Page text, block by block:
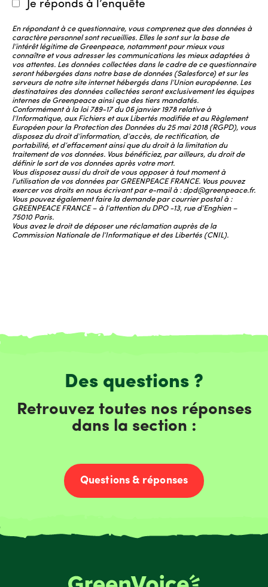
Je réponds à l’enquête
En répondant à ce questionnaire, vous comprenez que des données à
caractère personnel sont recueillies. Elles le sont sur la base de
l’intérêt légitime de Greenpeace, notamment pour mieux vous
connaître et vous adresser les communications les mieux adaptées à
vos attentes. Les données collectées dans le cadre de ce questionnaire
seront hébergées dans notre base de données (Salesforce) et sur les
serveurs de notre site internet hébergés dans l’Union européenne. Les
destinataires des données collectées seront exclusivement les équipes
internes de Greenpeace ainsi que des tiers mandatés.
Conformément à la loi 789-17 du 06 janvier 1978 relative à
l’Informatique, aux Fichiers et aux Libertés modifiée et au Règlement
Européen pour la Protection des Données du 25 mai 2018 (RGPD), vous
disposez du droit d’information, d’accès, de rectification, de
portabilité, et d’effacement ainsi que du droit à la limitation du
traitement de vos données. Vous bénéficiez, par ailleurs, du droit de
définir le sort de vos données après votre mort.
Vous disposez aussi du droit de vous opposer à tout moment à
l’utilisation de vos données par GREENPEACE FRANCE. Vous pouvez
exercer vos droits en nous écrivant par e-mail à : dpd@greenpeace.fr.
Vous pouvez également faire la demande par courrier postal à :
GREENPEACE FRANCE – à l’attention du DPO -13, rue d’Enghien –
75010 Paris.
Vous avez le droit de déposer une réclamation auprès de la
Commission Nationale de l’Informatique et des Libertés (CNIL).
Des questions ?
Retrouvez toutes nos réponses
dans la section :
Questions & réponses